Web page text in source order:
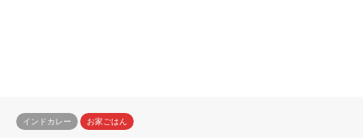
インドカレー お家ごはん